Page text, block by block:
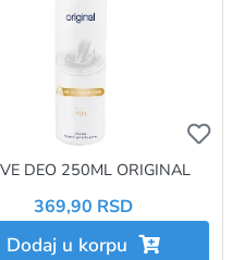
da budete prijavljeni
da dodate proizvod u
DEO 250ML ORIGINAL
369,90 RSD
Dodaj u korpu